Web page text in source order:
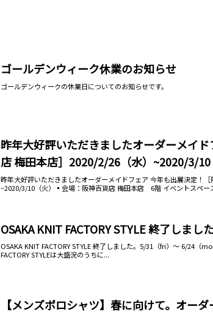
ゴールデンウィーク休業のお知らせ
ゴールデンウィークの休業日についてのお知らせです。
昨年大好評いただきましたオーダーメイ
店 梅田本店］2020/2/26（水）~2020/3/
昨年大好評いただきましたオーダーメイドフェア 今年も出展決定！
~2020/3/10（火）▪会場：阪神百貨店 梅田本店 6階 イベントスペー
OSAKA KNIT FACTORY STYLE 終了しました
OSAKA KNIT FACTORY STYLE 終了しました。5/31（fri）～ 6/24（
FACTORY STYLEは大盛況のうちに...
【メンズポロシャツ】春に向けて。オー